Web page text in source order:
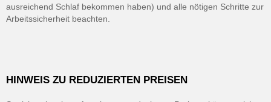
ausreichend Schlaf bekommen haben) und alle nötigen Schritte zur
Arbeitssicherheit beachten.
HINWEIS ZU REDUZIERTEN PREISEN